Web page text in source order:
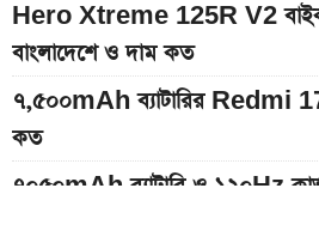
Hero Xtreme 125R V2
বাংলাদেশে ও দাম কত
৭,৫০০mAh ব্যাটারির
কত
৭০৫০mAh ব্যাটারি ও ১২০Hz